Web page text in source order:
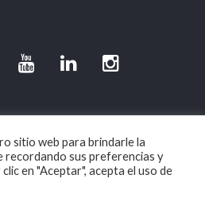
de Privacidad|Política de
Cookies
sitio web para brindarle la
recordando sus preferencias y
en "Aceptar", acepta el uso de